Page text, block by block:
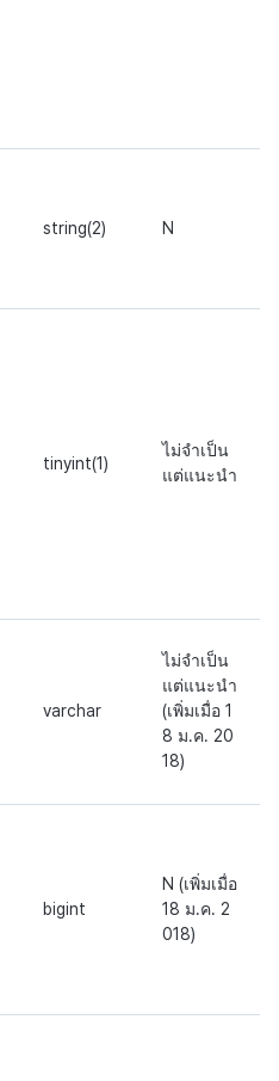
string(2) N
tinyint(1)
ไม่จำเป็น
แต่แนะนำ
varchar
ไม่จำเป็น
แต่แนะนำ
(เพิ่มเมื่อ 1
8 ม.ค. 20
18)
bigint
N (เพิ่มเมื่อ
18 ม.ค. 2
018)